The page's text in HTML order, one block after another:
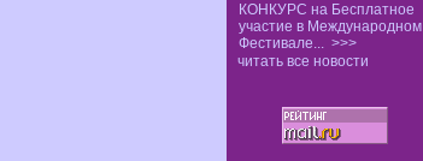
КОНКУРС на Бесплатное
участие в Международном
Фестивале... >>>
читать все новости